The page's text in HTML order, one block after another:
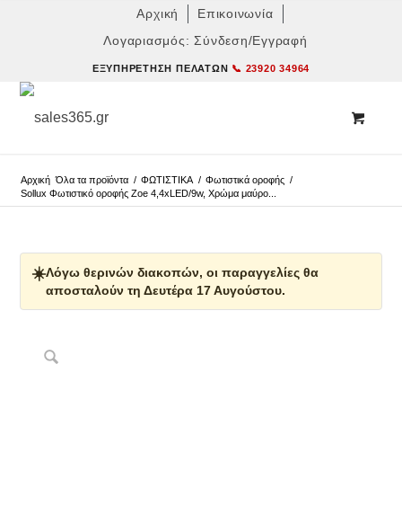
Αρχική
Επικοινωνία
Λογαριασμός: Σύνδεση/Εγγραφή
ΕΞΥΠΗΡΈΤΗΣΗ ΠΕΛΑΤΏΝ 📞 23920 34964
Αρχική Όλα τα προϊόντα / ΦΩΤΙΣΤΙΚΑ / Φωτιστικά οροφής /
Sollux Φωτιστικό οροφής Zoe 4,4xLED/9w, Χρώμα μαύρο...
☀️Λόγω θερινών διακοπών, οι παραγγελίες θα
αποσταλούν τη Δευτέρα 17 Αυγούστου.